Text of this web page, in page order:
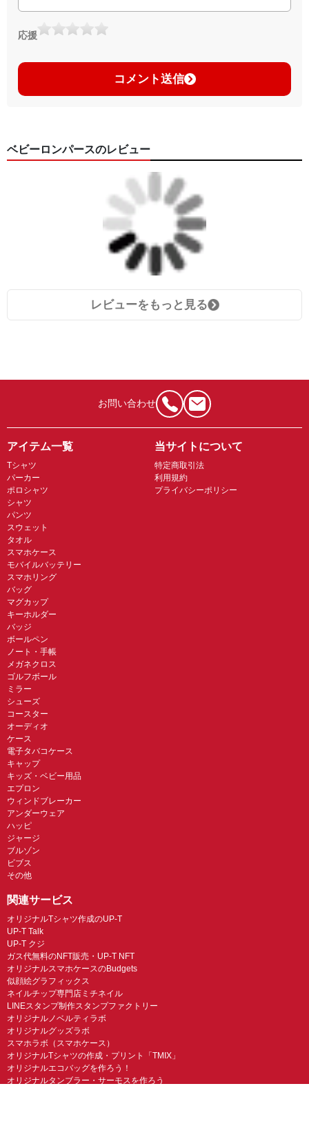
応援
コメント送信
ベビーロンパースのレビュー
レビューをもっと見る
お問い合わせ
アイテム一覧
Tシャツ
パーカー
ポロシャツ
シャツ
パンツ
スウェット
タオル
スマホケース
モバイルバッテリー
スマホリング
バッグ
マグカップ
キーホルダー
バッジ
ボールペン
ノート・手帳
メガネクロス
ゴルフボール
ミラー
シューズ
コースター
オーディオ
ケース
電子タバコケース
キャップ
キッズ・ベビー用品
エプロン
ウィンドブレーカー
アンダーウェア
ハッピ
ジャージ
ブルゾン
ビブス
その他
当サイトについて
特定商取引法
利用規約
プライバシーポリシー
関連サービス
オリジナルTシャツ作成のUP-T
UP-T Talk
UP-T クジ
ガス代無料のNFT販売・UP-T NFT
オリジナルスマホケースのBudgets
似顔絵グラフィックス
ネイルチップ専門店ミチネイル
LINEスタンプ制作スタンプファクトリー
オリジナルノベルティラボ
オリジナルグッズラボ
スマホラボ（スマホケース）
オリジナルTシャツの作成・プリント「TMIX」
オリジナルエコバッグを作ろう！
オリジナルタンブラー・サーモスを作ろう